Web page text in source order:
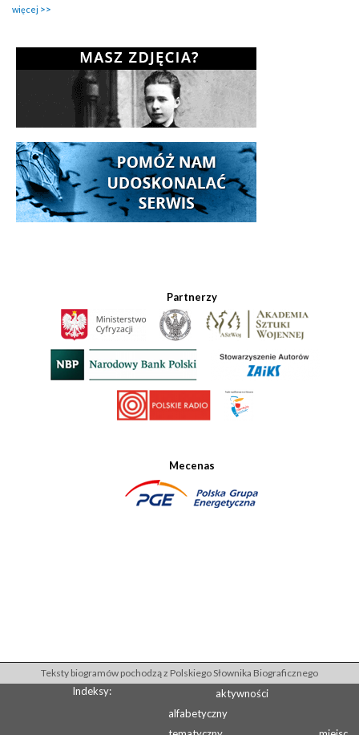
więcej
Partnerzy
Mecenas
Teksty biogramów pochodzą z Polskiego Słownika Biograficznego
Indeksy:
aktywności
alfabetyczny